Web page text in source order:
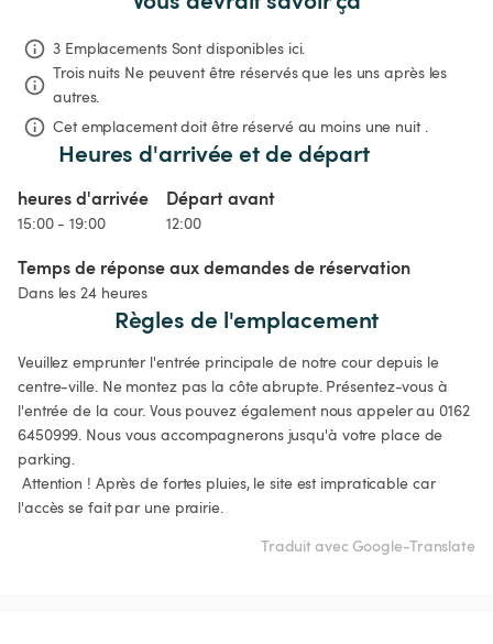
3 Emplacements Sont disponibles ici.
Trois nuits Ne peuvent être réservés que les uns après les
autres.
Cet emplacement doit être réservé au moins une nuit .
Heures d'arrivée et de départ
heures d'arrivée
15:00 - 19:00
Départ avant
12:00
Temps de réponse aux demandes de réservation
Dans les 24 heures
Règles de l'emplacement
Veuillez emprunter l'entrée principale de notre cour depuis le
centre-ville. Ne montez pas la côte abrupte. Présentez-vous à
l'entrée de la cour. Vous pouvez également nous appeler au 0162
6450999. Nous vous accompagnerons jusqu'à votre place de
parking.
l'accès se fait par une prairie.
Traduit avec Google-Translate